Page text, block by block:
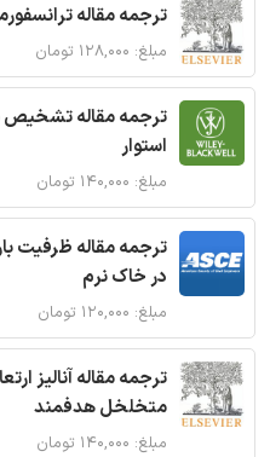
ترجمه مقاله
مبلغ: ۱۲۸,۰۰۰ تومان
ترجمه مقاله تشخیص
استوار
مبلغ: ۱۴۰,۰۰۰ تومان
ترجمه مقاله ظرفیت
در خاک نرم
مبلغ: ۱۲۰,۰۰۰ تومان
ترجمه مقاله آنالیز
متخلخل هدفمند
مبلغ: ۱۴۰,۰۰۰ تومان